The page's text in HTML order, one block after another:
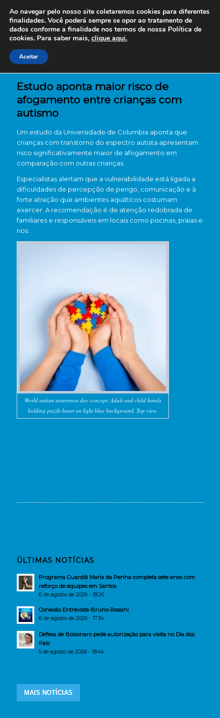
Estudo aponta maior risco de
afogamento entre crianças com
autismo
Um estudo da Universidade de Columbia aponta que
crianças com transtorno do espectro autista apresentam
risco significativamente maior de afogamento em
comparação com outras crianças.
Especialistas alertam que a vulnerabilidade está ligada a
dificuldades de percepção de perigo, comunicação e à
forte atração que ambientes aquáticos costumam
exercer. A recomendação é de atenção redobrada de
familiares e responsáveis em locais como piscinas, praias e
rios.
World autism awareness day concept. Adult and child hands
holding puzzle heart on light blue background. Top view.
ÚLTIMAS NOTÍCIAS
Programa Guardiã Maria da Penha completa sete anos com
reforço de equipes em Santos
6 de agosto de 2026 - 18:26
Conexão Entrevista-Bruno Rossini
6 de agosto de 2026 - 17:34
Defesa de Bolsonaro pede autorização para visita no Dia dos
Pais
5 de agosto de 2026 - 18:44
MAIS NOTÍCIAS
Ao navegar pelo nosso site coletaremos cookies para diferentes
finalidades. Você poderá sempre se opor ao tratamento de
dados conforme a finalidade nos termos de nossa Política de
cookies. Para saber mais, clique aqui.
Aceitar